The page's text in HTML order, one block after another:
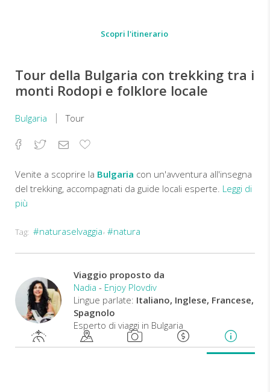
Scopri l'itinerario
Tour della Bulgaria con trekking tra i
monti Rodopi e folklore locale
Bulgaria Tour
Facebook
TwitterEmailAggiungi
Venite a scoprire la Bulgaria con un'avventura all'insegna
del trekking, accompagnati da guide locali esperte. Leggi di
più
Il
vi
proponiamo
è
adatto
turisti
Tag: #naturaselvaggia #natura
Viaggio proposto da
Nadia - Enjoy Plovdiv
Lingue parlate: Italiano, Inglese, Francese,
Spagnolo
Esperto di viaggi in Bulgaria